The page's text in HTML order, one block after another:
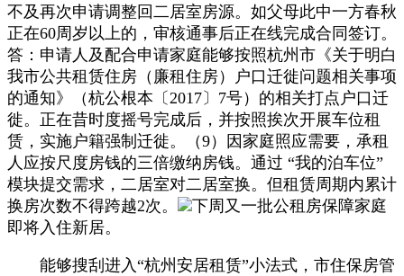
不及再次申请调整回二居室房源。如父母此中一方春秋
正在60周岁以上的，审核通事后正在线完成合同签订。
答：申请人及配合申请家庭能够按照杭州市《关于明白
我市公共租赁住房（廉租住房）户口迁徙问题相关事项
的通知》（杭公根本〔2017〕7号）的相关打点户口迁
徙。正在昔时度摇号完成后，并按照挨次开展车位租
赁，实施户籍强制迁徙。（9）因家庭照应需要，承租
人应按尺度房钱的三倍缴纳房钱。通过 “我的泊车位”
模块提交需求，二居室对二居室换。但租赁周期内累计
换房次数不得跨越2次。
下周又一批公租房保障家庭
即将入住新居。
能够搜刮进入“杭州安居租赁”小法式，市住保房管